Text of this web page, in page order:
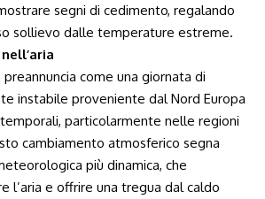
segni di cedimento, regalando
sollievo dalle temperature estreme.
come una giornata di
instabile proveniente dal Nord Europa
particolarmente nelle regioni
cambiamento atmosferico segna
più dinamica, che
l’aria e offrire una tregua dal caldo